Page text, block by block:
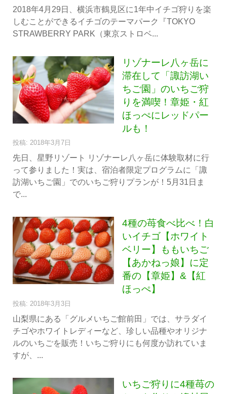
2018年4月29日、横浜市鶴見区に1年中イチゴ狩りを楽
しむことができるイチゴのテーマパーク『TOKYO
STRAWBERRY PARK（東京ストロベ...
リゾナーレ八ヶ岳に
滞在して「諏訪湖い
ちご園」のいちご狩
りを満喫！章姫・紅
ほっぺにレッドパー
ルも！
投稿: 2018年3月7日
先日、星野リゾート リゾナーレ八ヶ岳に体験取材に行
って参りました！実は、宿泊者限定プログラムに「諏
訪湖いちご園」でのいちご狩りプランが！5月31日ま
で...
4種の苺食べ比べ！白
いイチゴ【ホワイト
ベリー】ももいちご
【あかねっ娘】に定
番の【章姫】&【紅
ほっぺ】
投稿: 2018年3月3日
山梨県にある「グルメいちご館前田」では、サラダイ
チゴやホワイトレディーなど、珍しい品種やオリジナ
ルのいちごを販売！いちご狩りにも何度か訪れていま
すが、...
いちご狩りに4種苺の